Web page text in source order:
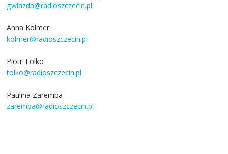
gwiazda@radioszczecin.pl
Anna Kolmer
kolmer@radioszczecin.pl
Piotr Tolko
tolko@radioszczecin.pl
Paulina Zaremba
zaremba@radioszczecin.pl